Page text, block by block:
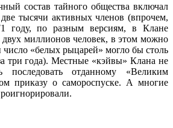
состав тайного общества включал
тысячи активных членов (впрочем,
году, по разным версиям, в Клане
двух миллионов человек, в этом можно
«белых рыцарей» могло бы столь
три года). Местные «кэйвы» Клана не
последовать отданному «Великим
приказу о самороспуске. А многие